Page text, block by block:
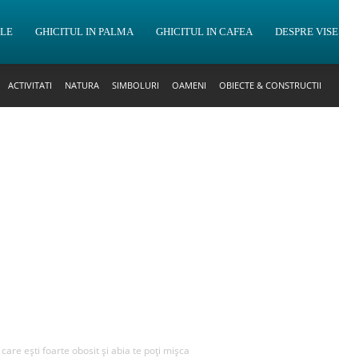
GHICITUL IN PALMA GHICITUL IN CAFEA DESPRE VISE
ACTIVITATI NATURA SIMBOLURI OAMENI OBIECTE & CONSTRUCTII
ești foarte obosit și abia te poți mișca